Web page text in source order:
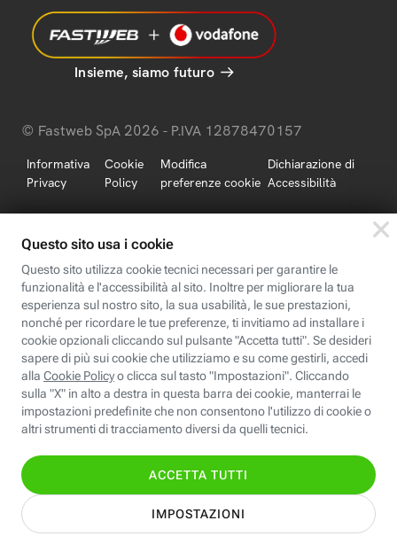
Insieme, siamo futuro
© Fastweb SpA 2026 - P.IVA 12878470157
Informativa
Privacy
Cookie
Policy
Modifica
preferenze cookie
Dichiarazione di
Accessibilità